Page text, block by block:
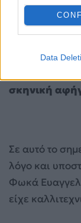
Data
Κλωνόπουλος
Βιέννη,
κατανοήσουν
σκηνική
Σε αυτό το
λόγο και
Φωκά
είχε